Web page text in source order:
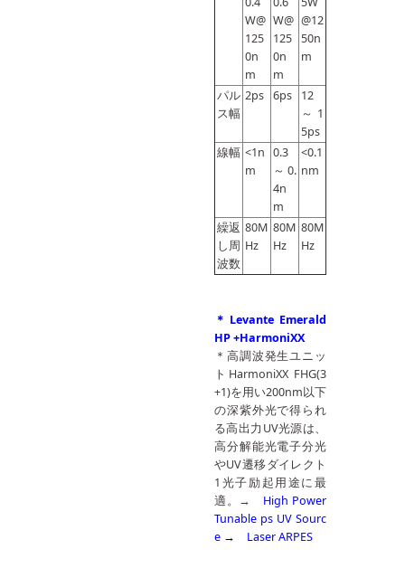
W@
125
0n
m
W@
125
0n
m
@12
50n
m
パル
ス幅
2ps 6ps
12
～1
5ps
線幅 <1n
m
0.3
～0.
4n
m
<0.1
nm
繰返
し周
波数
80M
Hz
80M
Hz
80M
Hz
＊Levante Emerald
HP +HarmoniXX
＊高調波発生ユニッ
トHarmoniXX FHG(3
+1)を用い200nm以下
の深紫外光で得られ
る高出力UV光源は、
高分解能光電子分光
やUV遷移ダイレクト
1光子励起用途に最
適。→ High Power
Tunable ps UV Sourc
e → Laser ARPES